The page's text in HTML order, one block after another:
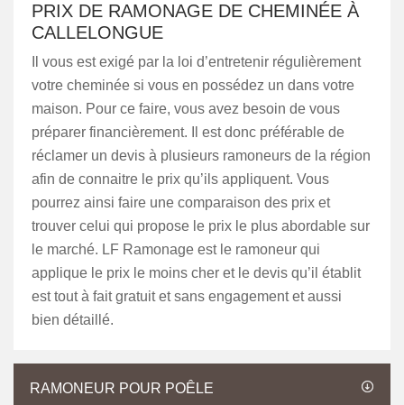
PRIX DE RAMONAGE DE CHEMINÉE À
CALLELONGUE
Il vous est exigé par la loi d’entretenir régulièrement
votre cheminée si vous en possédez un dans votre
maison. Pour ce faire, vous avez besoin de vous
préparer financièrement. Il est donc préférable de
réclamer un devis à plusieurs ramoneurs de la région
afin de connaitre le prix qu’ils appliquent. Vous
pourrez ainsi faire une comparaison des prix et
trouver celui qui propose le prix le plus abordable sur
le marché. LF Ramonage est le ramoneur qui
applique le prix le moins cher et le devis qu’il établit
est tout à fait gratuit et sans engagement et aussi
bien détaillé.
RAMONEUR POUR POÊLE